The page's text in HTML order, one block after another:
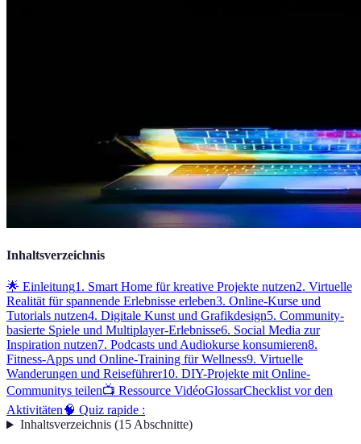
Inhaltsverzeichnis
🌟 Einleitung1. Smart Home für kreative Projekte nutzen2. Virtuelle
Realität für spannende Erlebnisse erleben3. Online-Kurse und
Tutorials nutzen4. Digitale Kunst und Grafikdesign5. Community-
basierte Spiele und Multiplayer-Erlebnisse6. Social Media zur
Inspiration nutzen7. Podcasts und Audiokurse konsumieren8.
Fitness-Apps und Online-Training für Wellness9. Virtuelle
Wanderungen und Reiseführer10. DIY-Projekte mit Online-
Communitys teilen📺 Ressource VidéoGlossarChecklist vor den
Aktivitäten🧠 Quiz rapide :
Inhaltsverzeichnis(15Abschnitte)